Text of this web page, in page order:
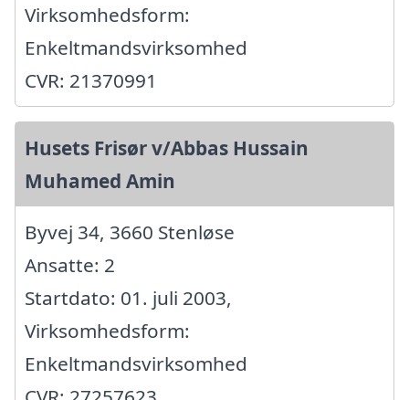
Virksomhedsform:
Enkeltmandsvirksomhed
CVR: 21370991
Husets Frisør v/Abbas Hussain
Muhamed Amin
Byvej 34, 3660 Stenløse
Ansatte: 2
Startdato: 01. juli 2003,
Virksomhedsform:
Enkeltmandsvirksomhed